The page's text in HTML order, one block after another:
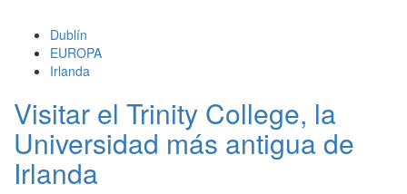
Dublín
EUROPA
Irlanda
Visitar el Trinity College, la
Universidad más antigua de
Irlanda